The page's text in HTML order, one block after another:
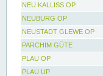
NEU KALLISS OP
NEUBURG OP
NEUSTADT GLEWE OP
PARCHIM GÜTE
PLAU OP
PLAU UP